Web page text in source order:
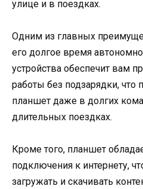
улице и в поездках.
Одним из главных
его долгое время
устройства обеспечит вам
работы без подзарядки, что
планшет даже в долгих
длительных поездках.
Кроме того, планшет
подключения к интернету,
загружать и скачивать